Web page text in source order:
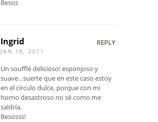
Besos
Ingrid
JAN 18, 2011
REPLY
Un soufflé delicioso! esponjoso y
suave…suerte que en este caso estoy
en el círculo dulce, porque con mi
horno desastroso no sé como me
saldría.
Besosss!